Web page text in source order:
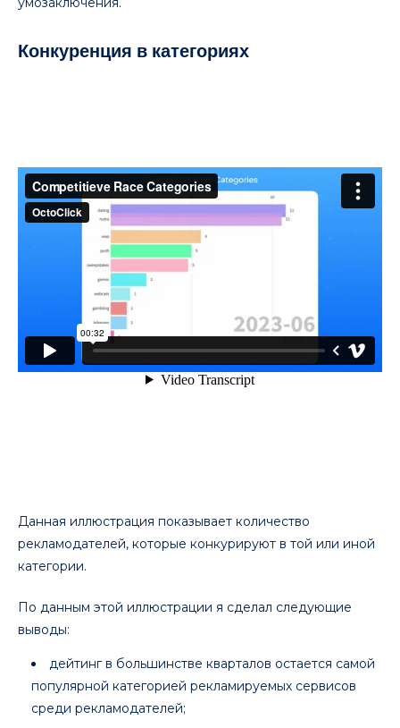
Конкуренция в категориях
Данная иллюстрация показывает количество
рекламодателей, которые конкурируют в той или иной
категории.
По данным этой иллюстрации я сделал следующие
выводы:
дейтинг в большинстве кварталов остается самой
популярной категорией рекламируемых сервисов
среди рекламодателей;